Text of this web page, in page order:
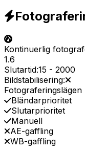
Kontinuerlig
1.6
Slutartid:15 - 2000
Bildstabilisering:
Fotograferingslägen
Bländarprioritet
Slutarprioritet
Manuell
AE-gaffling
WB-gaffling